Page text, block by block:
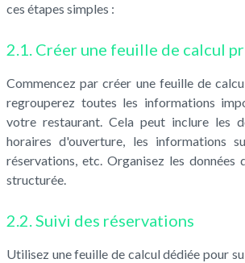
ces étapes simples :
2.1. Créer une feuille de calcul
Commencez par créer une feuille de
regrouperez toutes les informations
votre restaurant. Cela peut inclure les
horaires d'ouverture, les informations
réservations, etc. Organisez les données
structurée.
2.2. Suivi des réservations
Utilisez une feuille de calcul dédiée pour